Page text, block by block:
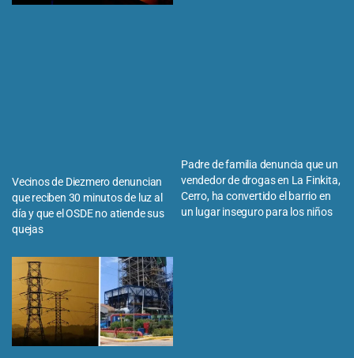
Vecinos de Diezmero denuncian
que reciben 30 minutos de luz al
día y que el OSDE no atiende sus
quejas
Padre de familia denuncia que un
vendedor de drogas en La Finkita,
Cerro, ha convertido el barrio en
un lugar inseguro para los niños